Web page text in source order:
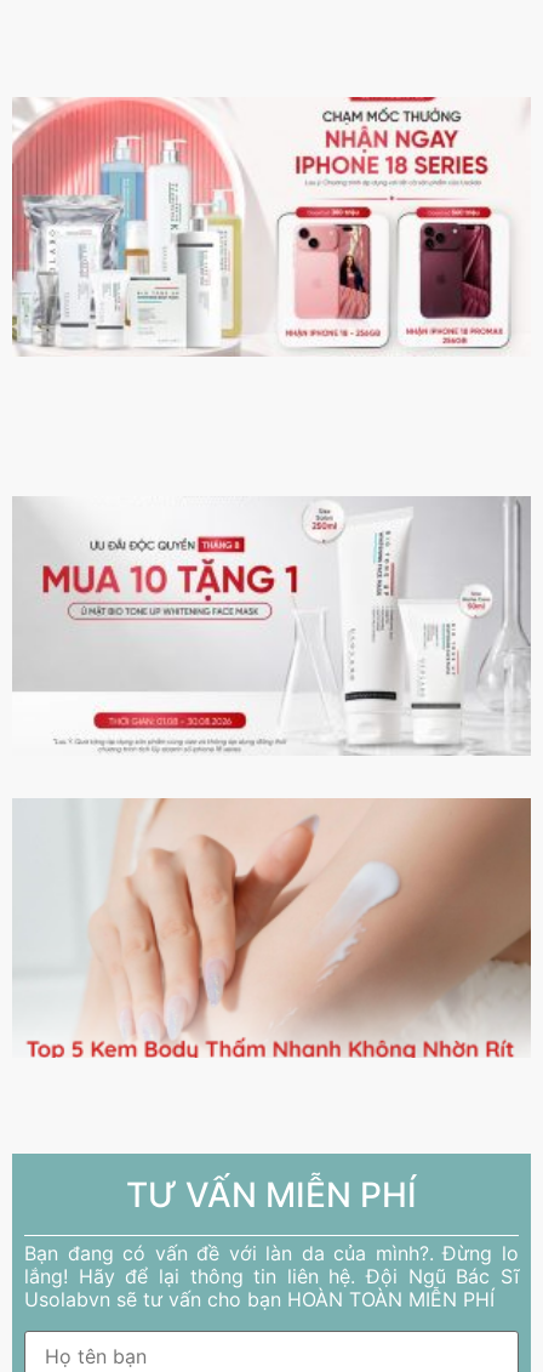
TƯ VẤN MIỄN PHÍ
Bạn đang có vấn đề với làn da của mình?. Đừng lo
lắng! Hãy để lại thông tin liên hệ. Đội Ngũ Bác Sĩ
Usolabvn sẽ tư vấn cho bạn HOÀN TOÀN MIỄN PHÍ